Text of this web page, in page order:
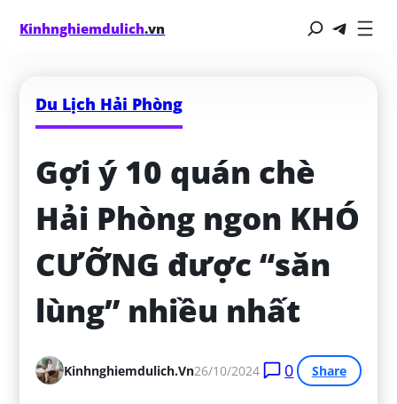
Kinhnghiemdulich.vn
Du Lịch Hải Phòng
Gợi ý 10 quán chè
Hải Phòng ngon KHÓ
CƯỠNG được “săn
lùng” nhiều nhất
Kinhnghiemdulich.vn26/10/2024 0 Share